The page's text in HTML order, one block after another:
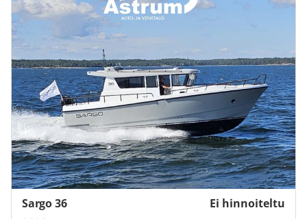
Ei hinnoiteltu
Sargo 36